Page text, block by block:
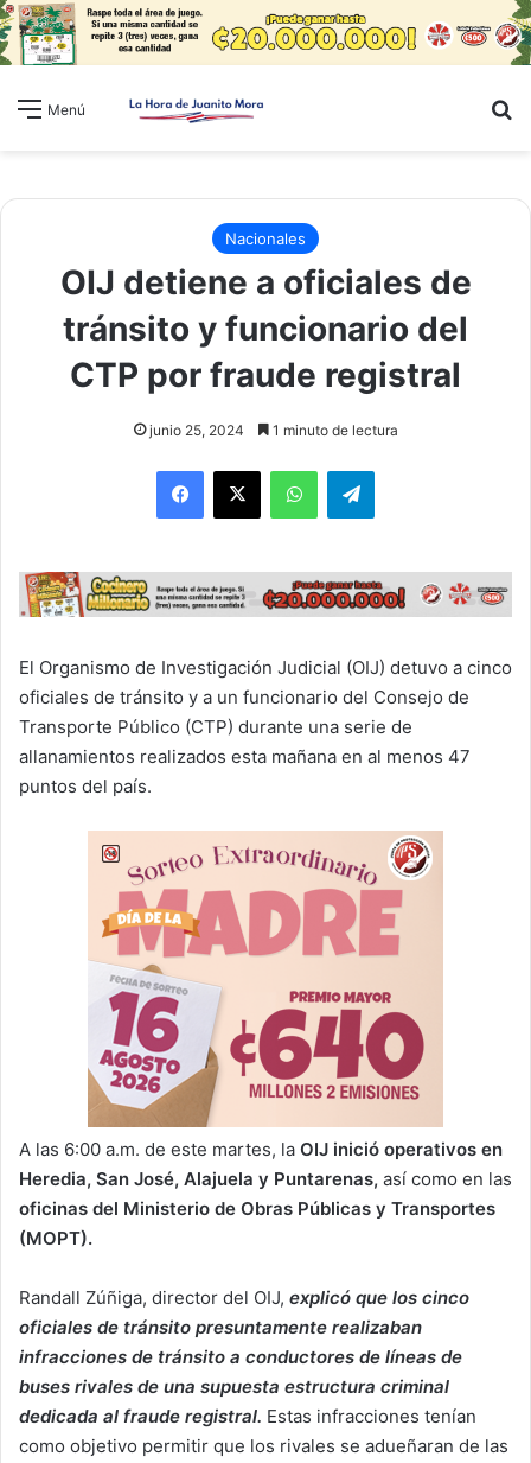
Menú
Nacionales
OIJ detiene a oficiales de
tránsito y funcionario del
CTP por fraude registral
junio 25, 2024 1 minuto de lectura
WhatsAppTelegram
El Organismo de Investigación Judicial (OIJ) detuvo a cinco
oficiales de tránsito y a un funcionario del Consejo de
Transporte Público (CTP) durante una serie de
allanamientos realizados esta mañana en al menos 47
puntos del país.
A las 6:00 a.m. de este martes, la OIJ inició operativos en
Heredia, San José, Alajuela y Puntarenas, así como en las
oficinas del Ministerio de Obras Públicas y Transportes
(MOPT).
Randall Zúñiga, director del OIJ, explicó que los cinco
oficiales de tránsito presuntamente realizaban
infracciones de tránsito a conductores de líneas de
buses rivales de una supuesta estructura criminal
dedicada al fraude registral. Estas infracciones tenían
como objetivo permitir que los rivales se adueñaran de las